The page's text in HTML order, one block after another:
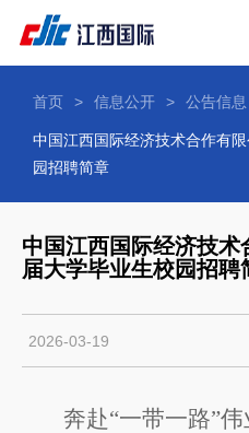
首页 > 信息公开 > 公告信息
中国江西国际经济技术合作有
园招聘简章
中国江西国际经济技术
届大学毕业生校园招聘
2026-03-19
奔赴“一带一路”伟